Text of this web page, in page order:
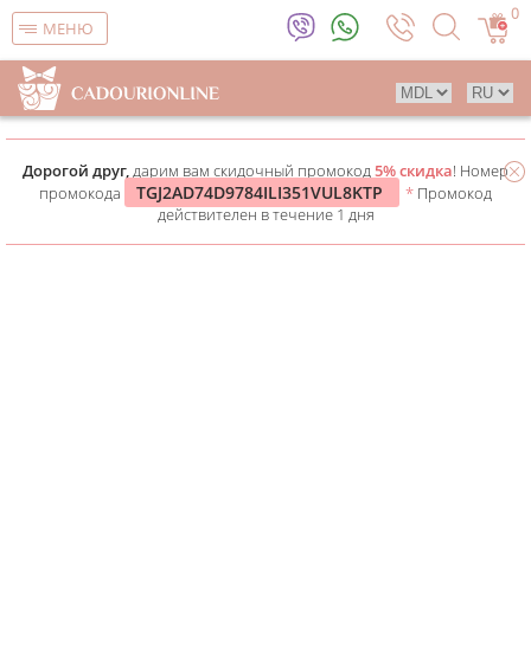
МЕНЮ
0
Дорогой друг,дарим вам скидочный промокод5% скидка! Номер
промокода
TGJ2AD74D9784ILI351VUL8KTP * Промокод
действителен в течение 1 дня